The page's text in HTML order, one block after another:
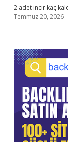
2 adet incir kaç
Temmuz 20, 2026